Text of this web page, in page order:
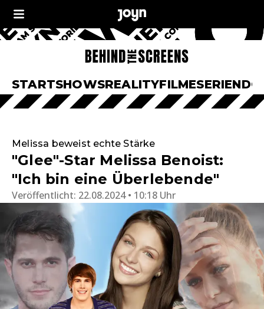
STARTSHOWSREALITYFILMESERIEN
Melissa beweist echte Stärke
"Glee"-Star Melissa Benoist:
"Ich bin eine Überlebende"
Veröffentlicht: 22.08.2024 • 10:18 Uhr